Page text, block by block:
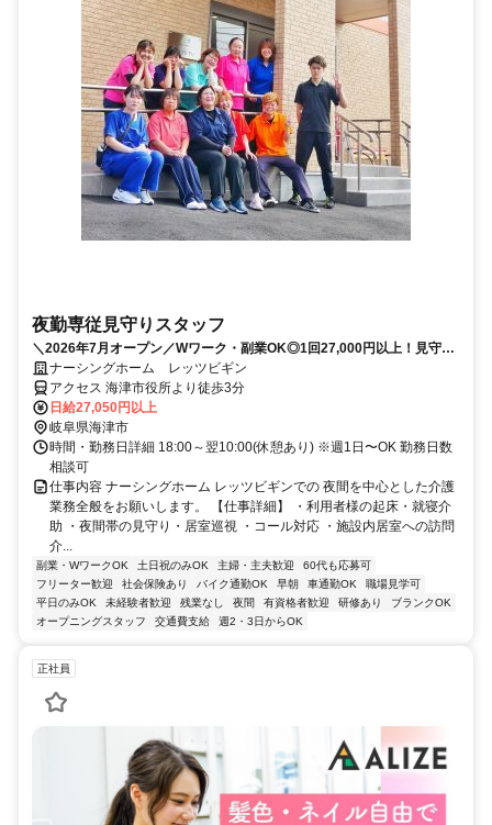
夜勤専従見守りスタッフ
＼2026年7月オープン／Wワーク・副業OK◎1回27,000円以上！見守り
スタッフを募集♪
ナーシングホーム レッツビギン
アクセス 海津市役所より徒歩3分
日給27,050円以上
岐阜県海津市
時間・勤務日詳細 18:00～翌10:00(休憩あり) ※週1日〜OK 勤務日数
相談可
仕事内容 ナーシングホーム レッツビギンでの 夜間を中心とした介護
業務全般をお願いします。 【仕事詳細】 ・利用者様の起床・就寝介
助 ・夜間帯の見守り・居室巡視 ・コール対応 ・施設内居室への訪問
介...
副業・WワークOK 土日祝のみOK 主婦・主夫歓迎
60代も応募可
フリーター歓迎
社会保険あり バイク通勤OK 早朝 車通勤OK
職場見学可
平日のみOK
未経験者歓迎 残業なし 夜間 有資格者歓迎 研修あり
ブランクOK
オープニングスタッフ
交通費支給 週2・3日からOK
正社員